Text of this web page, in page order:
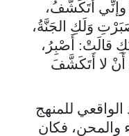
وإنِّي أَتَكَشَّفُ،
وَلَكِ الجَنَّةُ،
قالَتْ: أَصْبِرُ،
أَنْ لا أَتَكَشَّفَ
الواقعي للمنهج
والمحن، فكان